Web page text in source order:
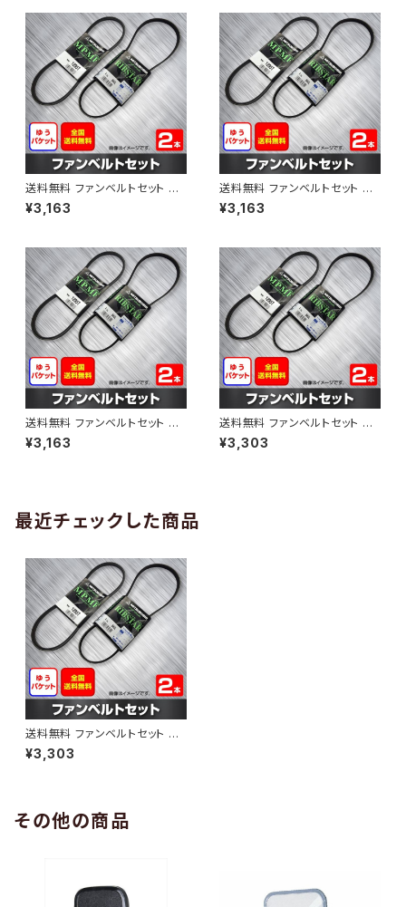
送料無料 ファンベルトセット ト
ヨタ プロボックス 型式NCP51V
H15.06～H24.02 （国内トップ
¥3,163
送料無料 ファンベルトセット ト
ヨタ プロボックス 型式NCP58
G H14.06～H15.06 （国内トッ
¥3,163
送料無料 ファンベルトセット ト
ヨタ プロボックス 型式NCP50
V H24.03～ （国内トップメーカ
¥3,163
送料無料 ファンベルトセット ト
ヨタ プロボックス 型式NCP58
G H24.01～ （国内トップメーカ
¥3,303
最近チェックした商品
送料無料 ファンベルトセット ト
ヨタ プロボックス 型式NCP50
V H24.01～ （国内トップメーカ
¥3,303
その他の商品